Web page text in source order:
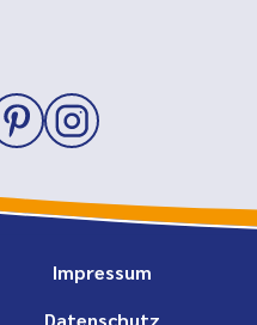
Impressum
Datenschutz